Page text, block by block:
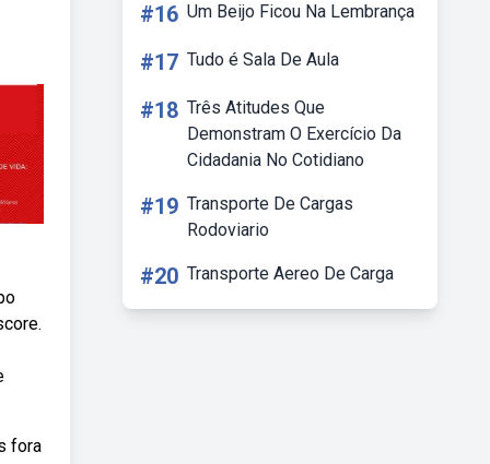
fora
#16 Um Beijo Ficou Na Lembrança
#17 Tudo é Sala De Aula
#18 Três Atitudes Que
Demonstram O Exercício Da
Cidadania No Cotidiano
#19 Transporte De Cargas
Rodoviario
#20 Transporte Aereo De Carga